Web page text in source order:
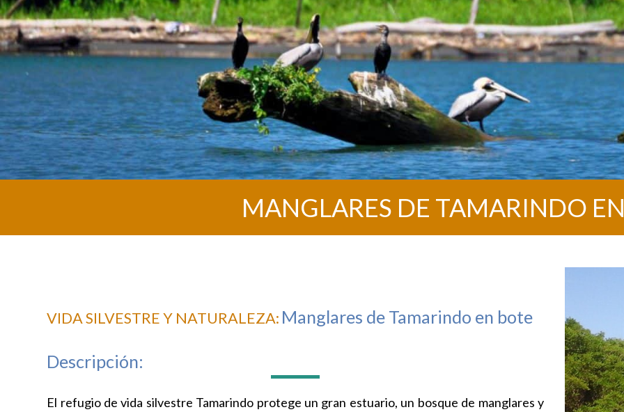
MANGLARES DE TAMARINDO
VIDA SILVESTRE Y NATURALEZA: Manglares de Tamarindo en bote
Descripción:
El refugio de vida silvestre Tamarindo protege un gran estuario, un bosque de manglares y